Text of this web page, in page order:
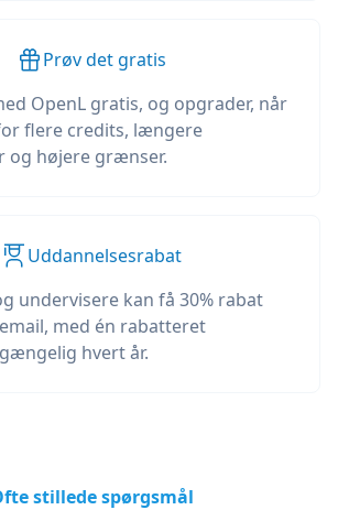
Prøv det gratis
OpenL gratis, og opgrader, når
flere credits, længere
og højere grænser.
Uddannelsesrabat
undervisere kan få 30% rabat
med én rabatteret
hvert år.
stillede spørgsmål